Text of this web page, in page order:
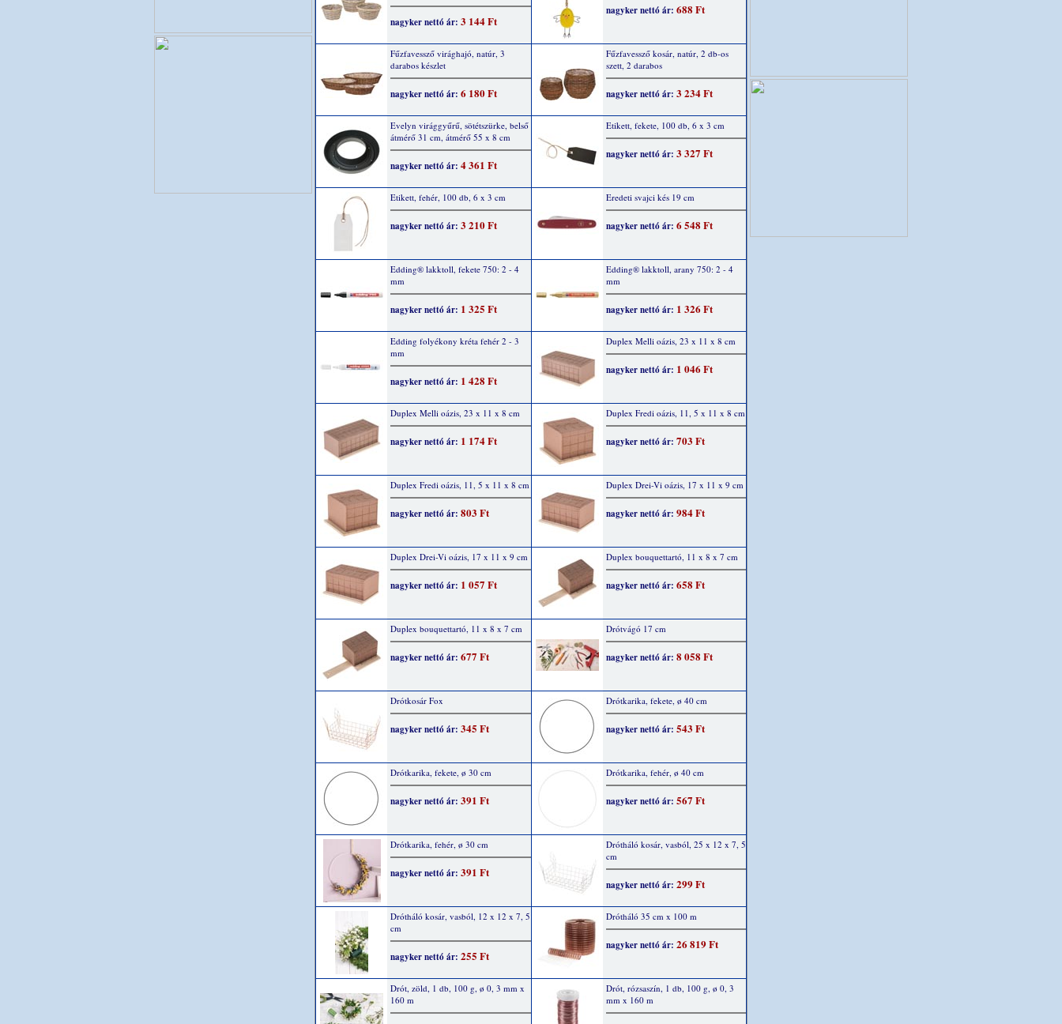
nagyker nettó ár: 3 144 Ft
nagyker nettó ár: 688 Ft
Fűzfavessző virághajó, natúr, 3
darabos készlet
nagyker nettó ár: 6 180 Ft
Fűzfavessző kosár, natúr, 2 db-os
szett, 2 darabos
nagyker nettó ár: 3 234 Ft
Evelyn virággyűrű, sötétszürke, belső
átmérő 31 cm, átmérő 55 x 8 cm
nagyker nettó ár: 4 361 Ft
Etikett, fekete, 100 db, 6 x 3 cm
nagyker nettó ár: 3 327 Ft
Etikett, fehér, 100 db, 6 x 3 cm
nagyker nettó ár: 3 210 Ft
Eredeti svajci kés 19 cm
nagyker nettó ár: 6 548 Ft
Edding® lakktoll, fekete 750: 2 - 4
mm
nagyker nettó ár: 1 325 Ft
Edding® lakktoll, arany 750: 2 - 4
mm
nagyker nettó ár: 1 326 Ft
Edding folyékony kréta fehér 2 - 3
mm
nagyker nettó ár: 1 428 Ft
Duplex Melli oázis, 23 x 11 x 8 cm
nagyker nettó ár: 1 046 Ft
Duplex Melli oázis, 23 x 11 x 8 cm
nagyker nettó ár: 1 174 Ft
Duplex Fredi oázis, 11, 5 x 11 x 8 cm
nagyker nettó ár: 703 Ft
Duplex Fredi oázis, 11, 5 x 11 x 8 cm
nagyker nettó ár: 803 Ft
Duplex Drei-Vi oázis, 17 x 11 x 9 cm
nagyker nettó ár: 984 Ft
Duplex Drei-Vi oázis, 17 x 11 x 9 cm
nagyker nettó ár: 1 057 Ft
Duplex bouquettartó, 11 x 8 x 7 cm
nagyker nettó ár: 658 Ft
Duplex bouquettartó, 11 x 8 x 7 cm
nagyker nettó ár: 677 Ft
Drótvágó 17 cm
nagyker nettó ár: 8 058 Ft
Drótkosár Fox
nagyker nettó ár: 345 Ft
Drótkarika, fekete, ø 40 cm
nagyker nettó ár: 543 Ft
Drótkarika, fekete, ø 30 cm
nagyker nettó ár: 391 Ft
Drótkarika, fehér, ø 40 cm
nagyker nettó ár: 567 Ft
Drótkarika, fehér, ø 30 cm
nagyker nettó ár: 391 Ft
Drótháló kosár, vasból, 25 x 12 x 7, 5
cm
nagyker nettó ár: 299 Ft
Drótháló kosár, vasból, 12 x 12 x 7, 5
cm
nagyker nettó ár: 255 Ft
Drótháló 35 cm x 100 m
nagyker nettó ár: 26 819 Ft
Drót, zöld, 1 db, 100 g, ø 0, 3 mm x
160 m
Drót, rózsaszín, 1 db, 100 g, ø 0, 3
mm x 160 m